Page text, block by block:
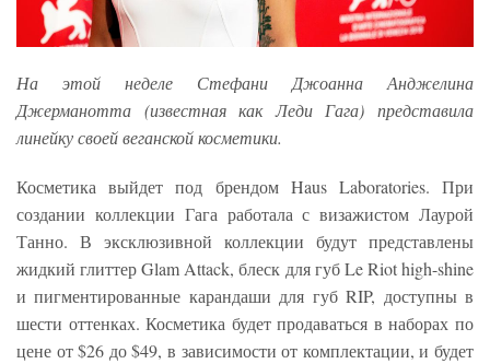
На этой неделе Стефани Джоанна Анджелина
Джерманотта (известная как Леди Гага) представила
линейку своей веганской косметики.
Косметика выйдет под брендом Haus Laboratories. При
создании коллекции Гага работала с визажистом Лаурой
Танно. В эксклюзивной коллекции будут представлены
жидкий глиттер Glam Attack, блеск для губ Le Riot high-shine
и пигментированные карандаши для губ RIP, доступны в
шести оттенках. Косметика будет продаваться в наборах по
цене от $26 до $49, в зависимости от комплектации, и будет